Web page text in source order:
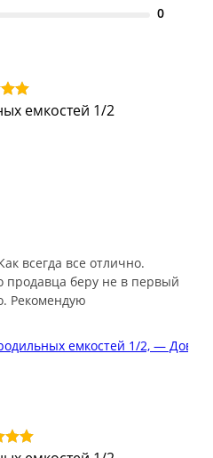
0
емкостей 1/2
всегда все отлично.
продавца беру не в первый
Рекомендую